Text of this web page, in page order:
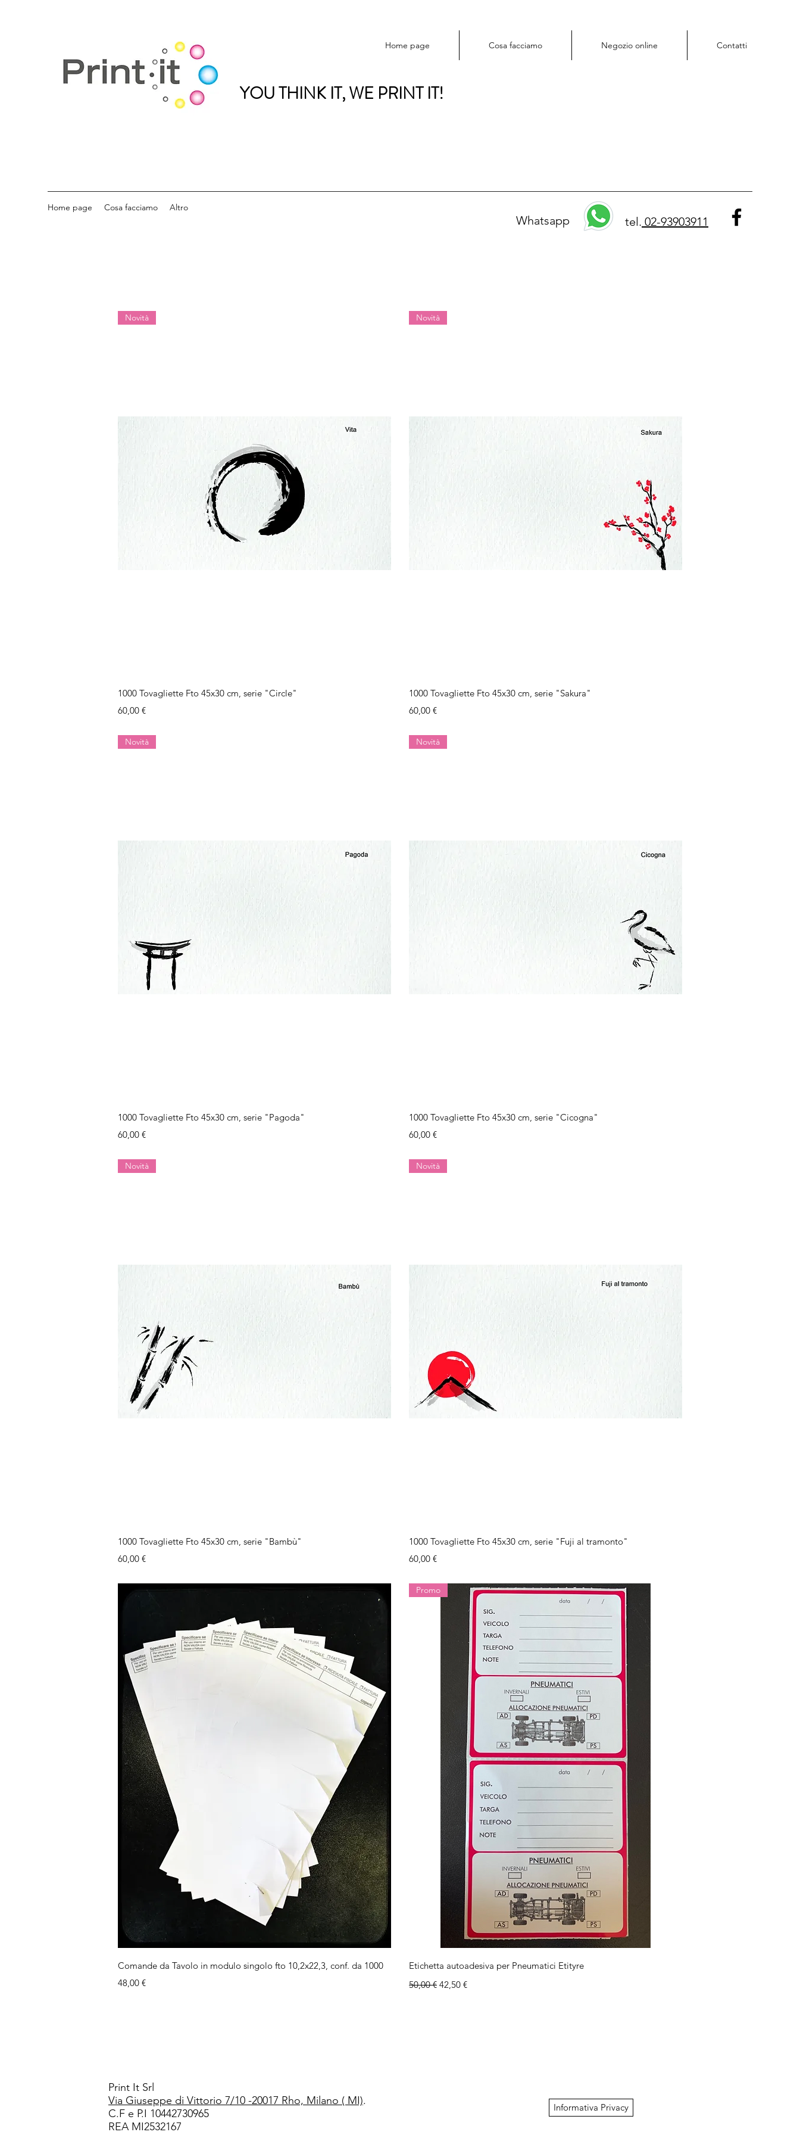
Home page Cosa facciamo Negozio online Contatti
YOU THINK IT, WE PRINT IT!
Home page Cosa facciamo Altro
Whatsapp tel. 02-93903911
Vista rapida
Novità
1000 Tovagliette Fto 45x30 cm, serie "Circle"
Prezzo
60,00 €
Vista rapida
Novità
1000 Tovagliette Fto 45x30 cm, serie "Sakura"
Prezzo
60,00 €
Vista rapida
Novità
1000 Tovagliette Fto 45x30 cm, serie "Pagoda"
Prezzo
60,00 €
Vista rapida
Novità
1000 Tovagliette Fto 45x30 cm, serie "Cicogna"
Prezzo
60,00 €
Vista rapida
Novità
1000 Tovagliette Fto 45x30 cm, serie "Bambù"
Prezzo
60,00 €
Vista rapida
Novità
1000 Tovagliette Fto 45x30 cm, serie "Fuji al tramonto"
Prezzo
60,00 €
Vista rapida
Comande da Tavolo in modulo singolo fto 10,2x22,3, conf. da 1000
Prezzo
48,00 €
Vista rapida
Promo
Etichetta autoadesiva per Pneumatici Etityre
Prezzo regolare
50,00 € Prezzo scontato
42,50 €
Print It Srl
Via Giuseppe di Vittorio 7/10 -20017 Rho, Milano ( MI).
C.F e P.I 10442730965
REA MI2532167
Informativa Privacy